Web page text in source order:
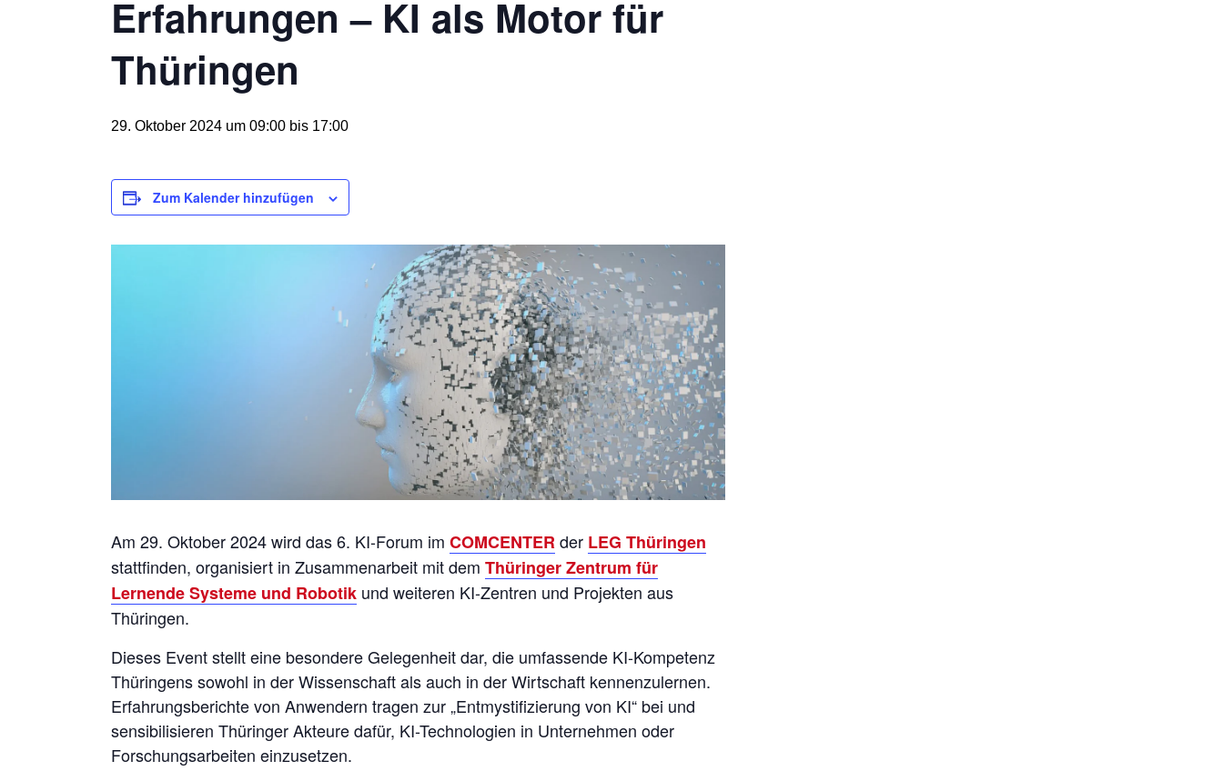
Erfahrungen – KI als Motor für
Thüringen
29. Oktober 2024 um 09:00 bis 17:00
Am 29. Oktober 2024 wird das 6. KI-Forum im COMCENTERder LEG Thüringen
stattfinden, organisiert in Zusammenarbeit mit dem Thüringer Zentrum für
Lernende Systeme und Robotik und weiteren KI-Zentren und Projekten aus
Thüringen.
Dieses Event stellt eine besondere Gelegenheit dar, die umfassende KI-Kompetenz
Thüringens sowohl in der Wissenschaft als auch in der Wirtschaft kennenzulernen.
Erfahrungsberichte von Anwendern tragen zur „Entmystifizierung von KI“ bei und
sensibilisieren Thüringer Akteure dafür, KI-Technologien in Unternehmen oder
Forschungsarbeiten einzusetzen.
Zum Kalender hinzufügen